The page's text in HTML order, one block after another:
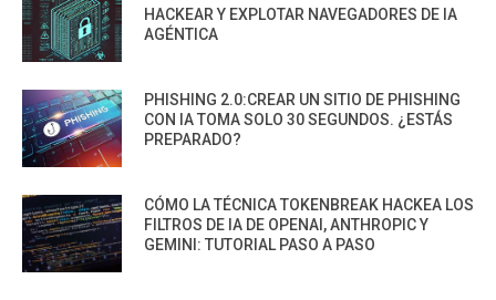
HACKEAR Y EXPLOTAR NAVEGADORES DE IA
AGÉNTICA
PHISHING 2.0:CREAR UN SITIO DE PHISHING
CON IA TOMA SOLO 30 SEGUNDOS. ¿ESTÁS
PREPARADO?
CÓMO LA TÉCNICA TOKENBREAK HACKEA LOS
FILTROS DE IA DE OPENAI, ANTHROPIC Y
GEMINI: TUTORIAL PASO A PASO